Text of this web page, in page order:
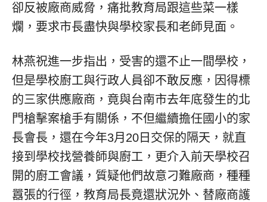
卻反被廠商威脅，痛批教育局跟這些菜一樣
爛，要求市長盡快與學校家長和老師見面。
林燕祝進一步指出，受害的還不止一間學校，
但是學校廚工與行政人員卻不敢反應，因得標
的三家供應廠商，竟與台南市去年底發生的北
門槍擊案槍手有關係，不但繼續擔任國小的家
長會長，還在今年3月20日交保的隔天，就直
接到學校找營養師與廚工，更介入前天學校召
開的廚工會議，質疑他們故意刁難廠商，種種
囂張的行徑，教育局長竟還狀況外、替廠商護